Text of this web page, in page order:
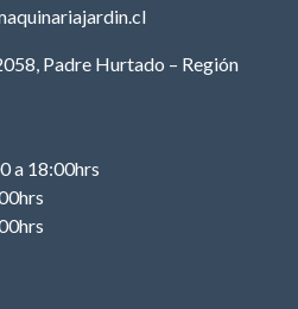
FILTRO DE
COMBUSTIBLE
(TRACTOR)
DE AIRE
Padre Hurtado – Región
a 18:00hrs